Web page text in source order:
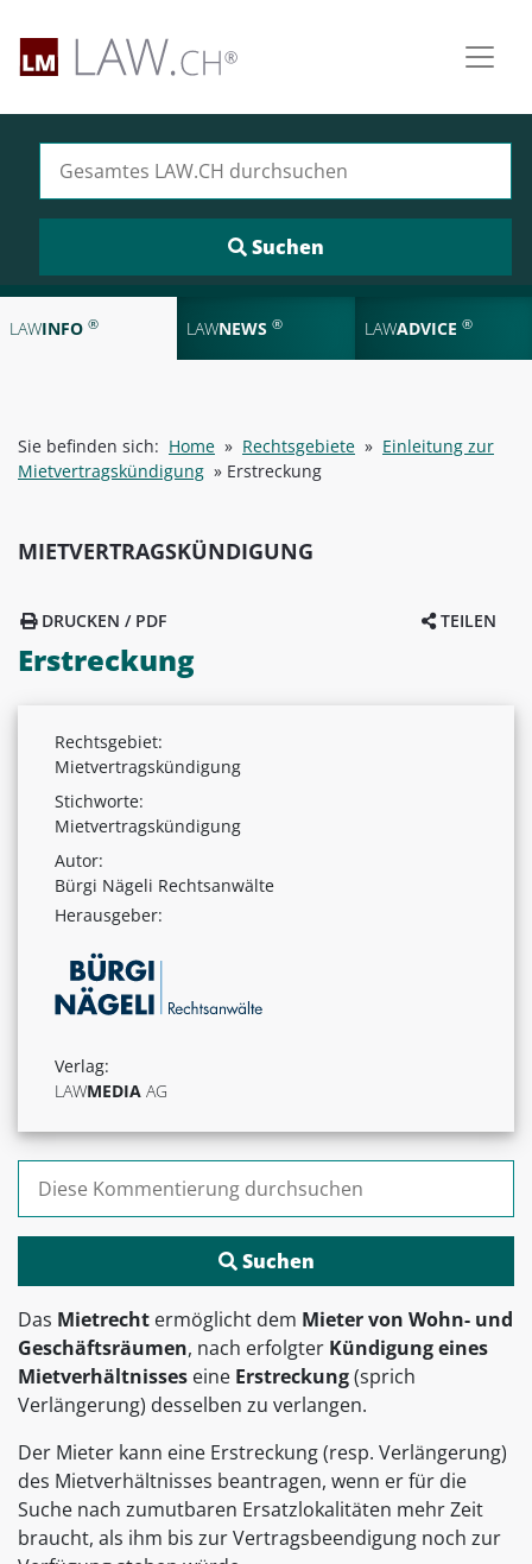
LAWINFO ® LAWNEWS ® LAWADVICE ®
Sie befinden sich: Home » Rechtsgebiete » Einleitung zur
Mietvertragskündigung » Erstreckung
MIETVERTRAGSKÜNDIGUNG
TEILEN
DRUCKEN / PDF
Erstreckung
Rechtsgebiet:
Mietvertragskündigung
Stichworte:
Mietvertragskündigung
Autor:
Bürgi Nägeli Rechtsanwälte
Herausgeber:
Verlag:
LAWMEDIA AG
Suchen nach:
Das Mietrecht ermöglicht dem Mieter von Wohn- und
Geschäftsräumen, nach erfolgter Kündigung eines
Mietverhältnisses eine Erstreckung(sprich
Verlängerung) desselben zu verlangen.
Der Mieter kann eine Erstreckung (resp. Verlängerung)
des Mietverhältnisses beantragen, wenn er für die
Suche nach zumutbaren Ersatzlokalitäten mehr Zeit
braucht, als ihm bis zur Vertragsbeendigung noch zur